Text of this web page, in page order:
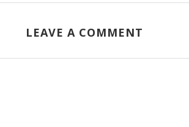
LEAVE A COMMENT